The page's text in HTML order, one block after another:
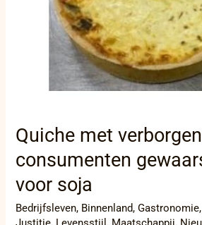
Quiche met
consumenten
voor soja
Bedrijfsleven, Binnenland,Gastronomie